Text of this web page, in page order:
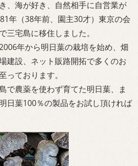
、海が好き、自然相手に自営業が
年（38年前、園主30才）東京の会
三宅島に移住しました。
年から明日葉の栽培を始め、畑
建設、ネット販路開拓で多くのお
っております。
で農薬を使わず育てた明日葉、ま
日葉100％の製品をお試し頂ければ